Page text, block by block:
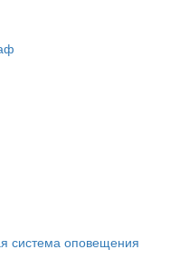
система оповещения